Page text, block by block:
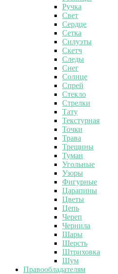
Ручка
Свет
Сердце
Сетка
Силуэты
Скетч
Следы
Снег
Солнце
Спрей
Стекло
Стрелки
Тату
Текстурная
Точки
Трава
Трещины
Туман
Угольные
Узоры
Фигурные
Царапины
Цветы
Цепь
Череп
Чернила
Шары
Шерсть
Штриховка
Шум
Правообладателям